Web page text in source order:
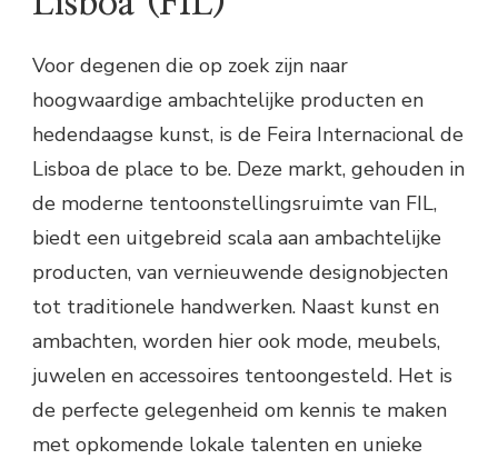
Voor degenen die op zoek zijn naar
hoogwaardige ambachtelijke producten en
hedendaagse kunst, is de Feira Internacional de
Lisboa de place to be. Deze markt, gehouden in
de moderne tentoonstellingsruimte van FIL,
biedt een uitgebreid scala aan ambachtelijke
producten, van vernieuwende designobjecten
tot traditionele handwerken. Naast kunst en
ambachten, worden hier ook mode, meubels,
juwelen en accessoires tentoongesteld. Het is
de perfecte gelegenheid om kennis te maken
met opkomende lokale talenten en unieke